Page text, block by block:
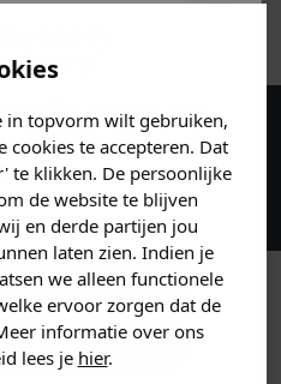
in topvorm wilt gebruiken,
te accepteren. Dat
te klikken. De persoonlijke
de website te blijven
en derde partijen jou
laten zien. Indien je
we alleen functionele
ervoor zorgen dat de
informatie over ons
lees je hier.
en ontvang 5%
bestelling!
besteld
in huis!*
Klanten beoordelen
je naar op
claim direct
.
kleding
kleding